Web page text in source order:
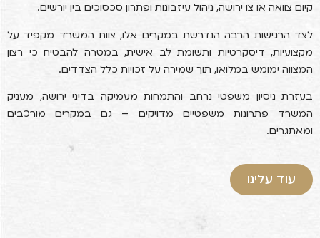
קיום צוואה או צו ירושה, ניהול עיזבונות ופתרון סכסוכים בין יורשים.
לצד הרגישות הרבה הנדרשת במקרים אלו, צוות המשרד מקפיד על
מקצועיות, דיסקרטיות ותשומת לב אישית, במטרה להבטיח כי רצון
המצווה ימומש במלואו, תוך שמירה על זכויות כלל הצדדים.
בעזרת ניסיון משפטי נרחב והתמחות מעמיקה בדיני ירושה, מעניק
המשרד פתרונות משפטיים מדויקים – גם במקרים מורכבים
ומאתגרים.
עוד עלינו